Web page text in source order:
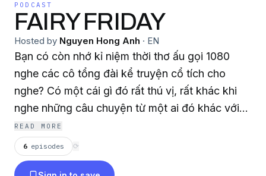
PODCAST
FAIRY FRIDAY
Hosted by Nguyen Hong Anh · EN
Bạn có còn nhớ kỉ niệm thời thơ ấu gọi 1080
nghe các cô tổng đài kể truyện cổ tích cho
nghe? Có một cái gì đó rất thú vị, rất khác khi
nghe những câu chuyện từ một ai đó khác với
giọng thân thuộc của Bà hay Mẹ thủ thỉ hằng
đêm... Fairy Friday góp nhặt những câu chuyện
cổ tích từ khắp nơi trên thế giới. Có những
READ MORE
6 episodes ⟳